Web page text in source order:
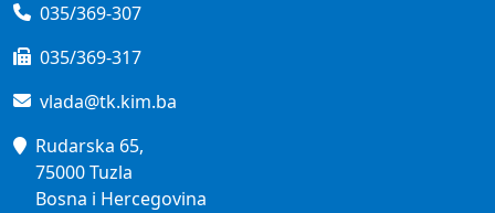
035/369-307
035/369-317
vlada@tk.kim.ba
Rudarska 65,
75000 Tuzla
Bosna i Hercegovina